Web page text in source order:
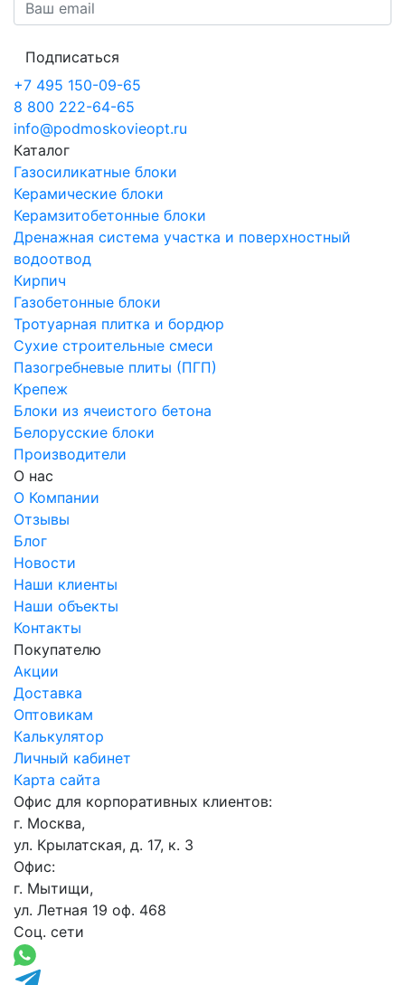
Подписаться
+7 495 150-09-65
8 800 222-64-65
info@podmoskovieopt.ru
Каталог
Газосиликатные блоки
Керамические блоки
Керамзитобетонные блоки
Дренажная система участка и поверхностный
водоотвод
Кирпич
Газобетонные блоки
Тротуарная плитка и бордюр
Сухие строительные смеси
Пазогребневые плиты (ПГП)
Крепеж
Блоки из ячеистого бетона
Белорусские блоки
Производители
О нас
О Компании
Отзывы
Блог
Новости
Наши клиенты
Наши объекты
Контакты
Покупателю
Акции
Доставка
Оптовикам
Калькулятор
Личный кабинет
Карта сайта
Офис для корпоративных клиентов:
г. Москва,
ул. Крылатская, д. 17, к. 3
Офис:
г. Мытищи,
ул. Летная 19 оф. 468
Соц. сети